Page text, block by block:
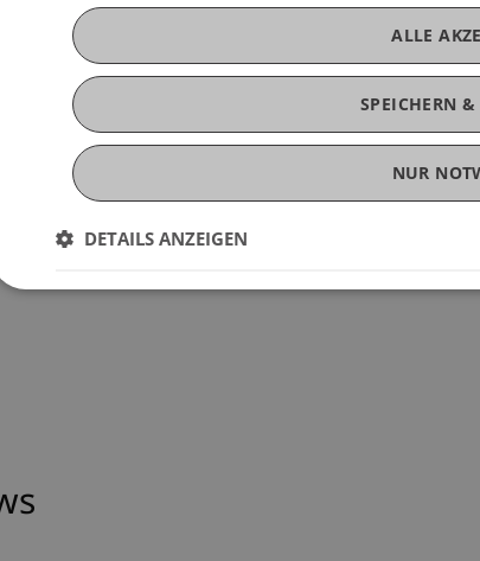
SPEICHERN &
ALLE
NUR
DETAILS ANZEIGEN